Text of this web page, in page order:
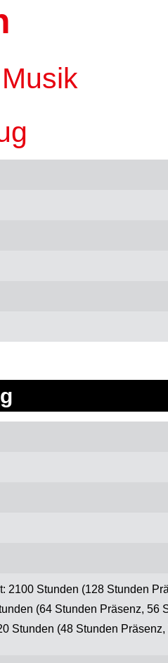
2100 Stunden (128 Stunden
(64 Stunden Präsenz, 56
Stunden (48 Stunden